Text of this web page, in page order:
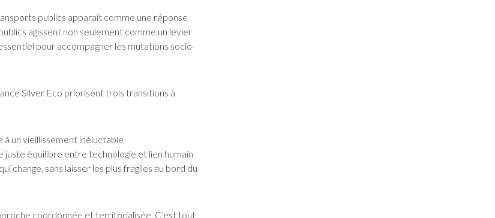
publics apparaît comme une réponse
agissent non seulement comme un levier
pour accompagner les mutations socio-
Silver Eco priorisent trois transitions à
à un vieillissement inéluctable
juste équilibre entre technologie et lien humain
change, sans laisser les plus fragiles au bord du
coordonnée et territorialisée. C’est tout